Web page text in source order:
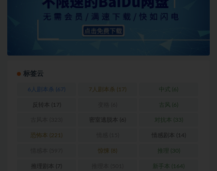
标签云
6人剧本杀 (67) 7人剧本杀 (17) 中式 (6)
反转本 (17) 古风 (6)
密室逃脱本 (6) 对抗本 (33)
恐怖本 (221) 情感剧本 (14)
惊悚 (8) 推理 (30)
推理剧本 (7) 新手本 (164)